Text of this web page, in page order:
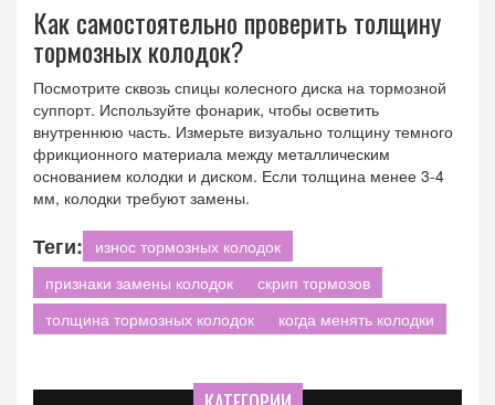
Как самостоятельно проверить толщину
тормозных колодок?
Посмотрите сквозь спицы колесного диска на тормозной
суппорт. Используйте фонарик, чтобы осветить
внутреннюю часть. Измерьте визуально толщину темного
фрикционного материала между металлическим
основанием колодки и диском. Если толщина менее 3-4
мм, колодки требуют замены.
Теги:
износ тормозных колодок
признаки замены колодок
скрип тормозов
толщина тормозных колодок
когда менять колодки